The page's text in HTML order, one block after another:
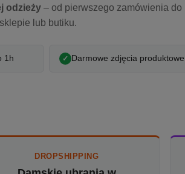
odzieży – od pierwszego zamówienia do
lub butiku.
1h Darmowe zdjęcia produktowe
DROPSHIPPING